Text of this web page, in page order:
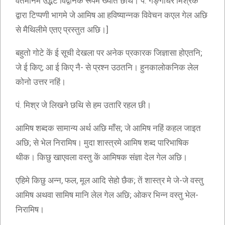
द्वारा टिप्पणी भागमे जे आमिष आ हविष्यान्नक विवेचन कएल गेल अछि
से मैथिलीमे एतए प्रस्तुत अछि।]
बहुतो गोटे कें ई सूची देखला पर अनेक प्रकारक जिज्ञासा होएतनि;
जे ई किए; आ ई किए नै- से प्रश्न उठतनि। हुनकालोकनिक लेल
कोनो उत्तर नहिं।
पं. मिश्र जे लिखने छथि से हम उतारि रहल छी।
आमिष शब्दक सामान्य अर्थ अछि माँस; जे आमिष नहिं कहल जाइत
अछि; से भेल निरामिष। मुदा शास्त्रमे आमिष शब्द पारिभाषिक
थीक। किछु खाएवला वस्तु कें आमिषक संज्ञा देल गेल अछि।
एहिमे किछु अन्न, फल, मूल आदि सेहो छैक; तें शास्त्र मे जे-जे वस्तु
आमिष अथवा सामिष मानि लेल गेल अछि; ओकर भिन्न वस्तु भेल-
निरामिष।